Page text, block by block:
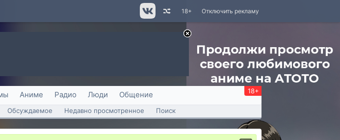
Отключить рекламу
18+
Аниме Радио Люди Общение 18+
Обсуждаемое Недавно просмотренное Поиск